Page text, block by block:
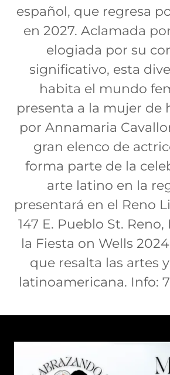
español, que regresa
en 2027. Aclamada
elogiada por su
significativo, esta
habita el mundo
presenta a la mujer de
por Annamaria
gran elenco de
forma parte de la
arte latino en la
presentará en el Reno
147 E. Pueblo St.
la Fiesta on Wells
que resalta las artes
latinoamericana. Info: